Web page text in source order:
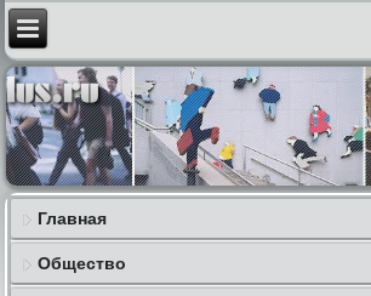
Главная
Общество